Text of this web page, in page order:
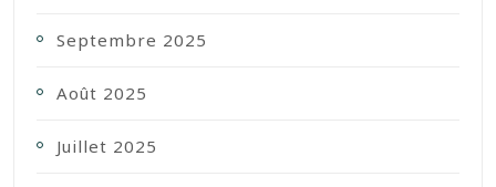
Septembre 2025
Août 2025
Juillet 2025